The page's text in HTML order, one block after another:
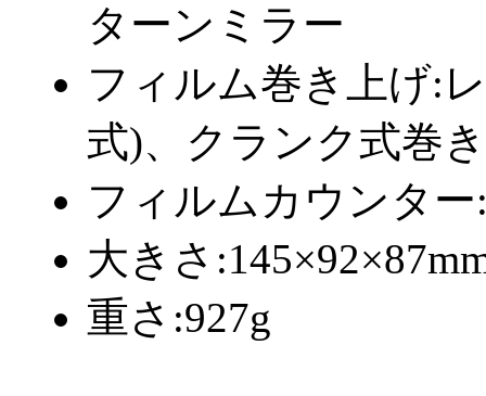
ターンミラー
フィルム巻き上げ:
式)、クランク式巻
フィルムカウンタ
大きさ
重さ:927g